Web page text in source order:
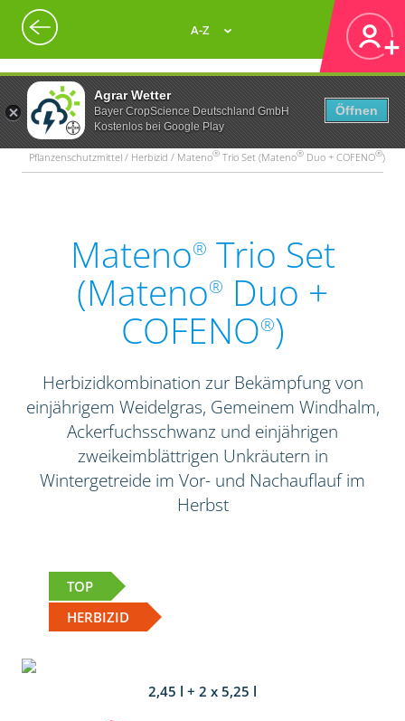
Agrar Wetter
Bayer CropScience Deutschland GmbH
Kostenlos bei Google Play
Öffnen
A-Z
Pflanzenschutzmittel / Herbizid / Mateno® Trio Set (Mateno® Duo + COFENO®)
Mateno® Trio Set
(Mateno® Duo +
COFENO®)
Herbizidkombination zur Bekämpfung von
einjährigem Weidelgras, Gemeinem Windhalm,
Ackerfuchsschwanz und einjährigen
zweikeimblättrigen Unkräutern in
Wintergetreide im Vor- und Nachauflauf im
Herbst
TOP
HERBIZID
2,45 l + 2 x 5,25 l